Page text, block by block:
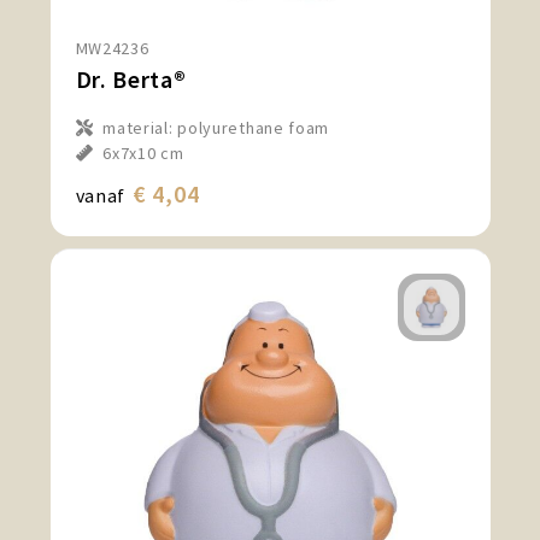
MW24236
Dr. Berta®
material: polyurethane foam
6x7x10 cm
vanaf € 4,04